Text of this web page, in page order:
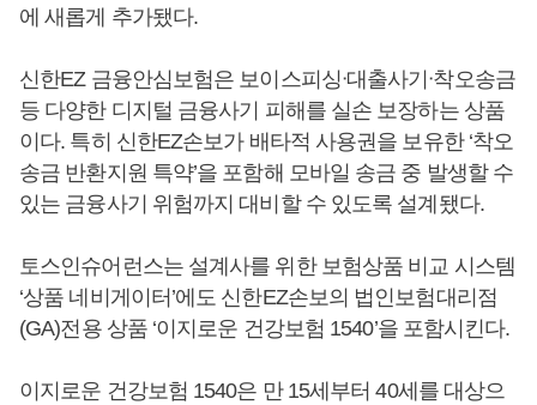
에 새롭게 추가됐다.
신한EZ 금융안심보험은 보이스피싱ᐧ대출사기ᐧ착오송금
등 다양한 디지털 금융사기 피해를 실손 보장하는 상품
이다. 특히 신한EZ손보가 배타적 사용권을 보유한 ‘착오
송금 반환지원 특약’을 포함해 모바일 송금 중 발생할 수
있는 금융사기 위험까지 대비할 수 있도록 설계됐다.
토스인슈어런스는 설계사를 위한 보험상품 비교 시스템
‘상품 네비게이터’에도 신한EZ손보의 법인보험대리점
(GA)전용 상품 ‘이지로운 건강보험 1540’을 포함시킨다.
이지로운 건강보험 1540은 만 15세부터 40세를 대상으